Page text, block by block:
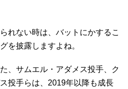
れない時は、バットにかするこ
を披露しますよね。
、サムエル・アダメス投手、ク
投手らは、2019年以降も成長